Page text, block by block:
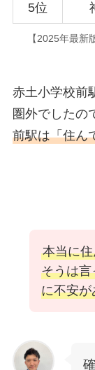
5位
【2025年最新
赤土小学校前
圏外でしたの
前駅は「住ん
本当に
そうは言
に不安が